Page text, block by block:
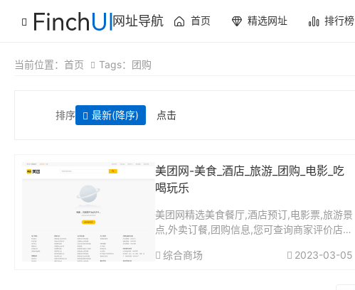
网址导航 首页 精选网址 排行榜
当前位置： 首页 Tags：团购
排序 最新(降序) 点击
美团网-美食_酒店_旅游_团购_电影_吃
喝玩乐
美团网精选美食餐厅,酒店预订,电影票,旅游景
点,外卖订餐,团购信息,您可查询商家评价店铺
起。...
综合商场 2023-03-05